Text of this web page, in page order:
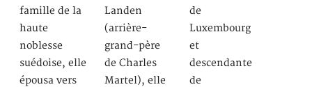
famille de la
haute
noblesse
suédoise, elle
épousa vers
Landen
(arrière-
grand-père
de Charles
Martel), elle
de
Luxembourg
et
descendante
de